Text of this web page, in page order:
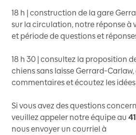
18 h | construction de la gare
sur la circulation, notre réponse à
et période de questions et
18 h 30 | consultez la proposition
chiens sans laisse Gerrard-
commentaires et écoutez les idées
Si vous avez des questions
veuillez appeler notre équipe au
nous envoyer un courriel à